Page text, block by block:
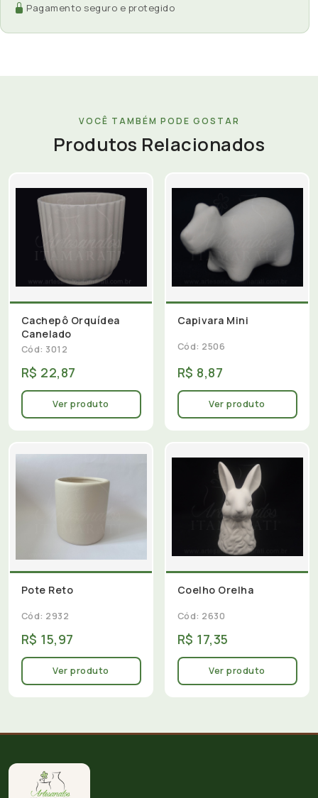
Pagamento seguro e protegido
VOCÊ TAMBÉM PODE GOSTAR
Produtos Relacionados
Cachepô Orquídea
Canelado
Cód: 3012
R$ 22,87
Ver produto
Capivara Mini
Cód: 2506
R$ 8,87
Ver produto
Pote Reto
Cód: 2932
R$ 15,97
Ver produto
Coelho Orelha
Cód: 2630
R$ 17,35
Ver produto